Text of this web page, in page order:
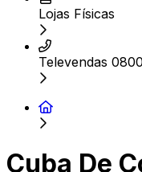
Lojas Físicas
Televendas
Cuba De